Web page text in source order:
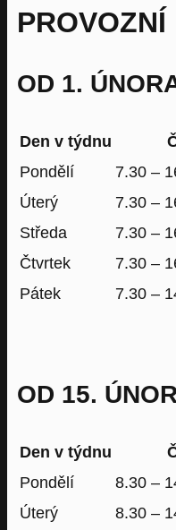
OD 1.
Den v týdnu
Pondělí
7.30 –
Úterý
7.30 –
Středa
7.30 –
Čtvrtek
7.30 –
Pátek
7.30 –
OD 15.
Den v týdnu
Pondělí
8.30 –
Úterý
8.30 –